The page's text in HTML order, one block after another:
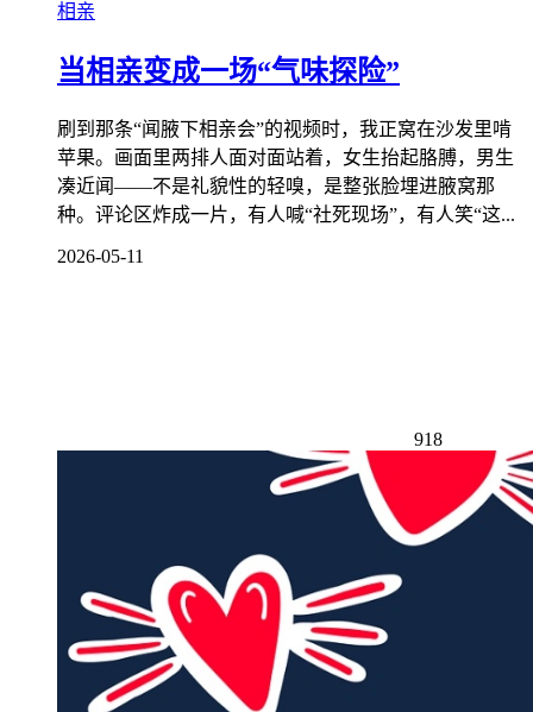
相亲
当相亲变成一场“气味探险”
刷到那条“闻腋下相亲会”的视频时，我正窝在沙发里啃
苹果。画面里两排人面对面站着，女生抬起胳膊，男生
凑近闻——不是礼貌性的轻嗅，是整张脸埋进腋窝那
种。评论区炸成一片，有人喊“社死现场”，有人笑“这...
2026-05-11
918